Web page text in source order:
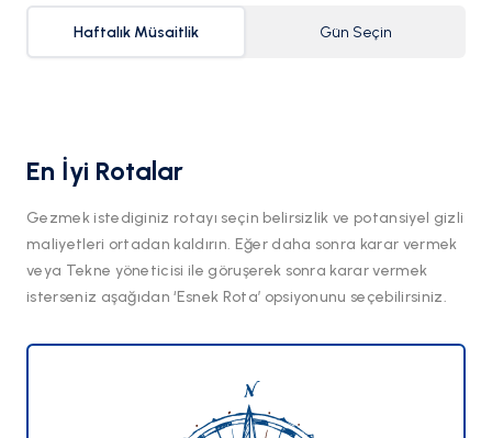
Haftalık Müsaitlik Gün Seçin
En İyi Rotalar
Gezmek istediginiz rotayı seçin belirsizlik ve potansiyel gizli
maliyetleri ortadan kaldırın. Eğer daha sonra karar vermek
veya Tekne yöneticisi ile göruşerek sonra karar vermek
isterseniz aşağıdan ‘Esnek Rota’ opsiyonunu seçebilirsiniz.